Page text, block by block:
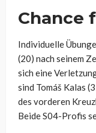
Chance
Individuelle
(20) nach seinem
sich eine
sind Tomáš Kalas
des vorderen
Beide S04-Profis